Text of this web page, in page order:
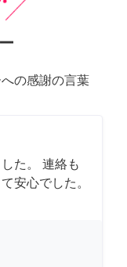
の感謝の言葉
た。 連絡も
安心でした。